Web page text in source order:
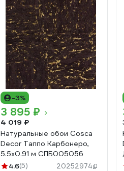
-3%
3 895 ₽
4 019 ₽
Натуральные обои Cosca
Decor Таппо Карбонеро,
5.5x0.91 м СПБ005056
4.6(5) 20252974